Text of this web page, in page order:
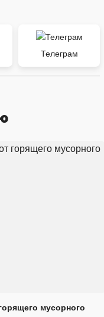
Телеграм
мусорного